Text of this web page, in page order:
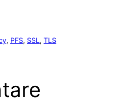
, PFS, SSL, TLS